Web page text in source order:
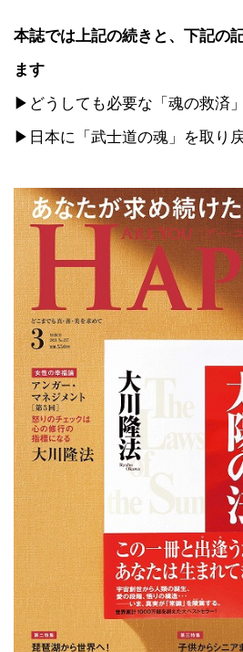
本誌では上記の続きと、下記の
ます
▶どうしても必要な「魂の救済」
▶日本に「武士道の魂」を取り